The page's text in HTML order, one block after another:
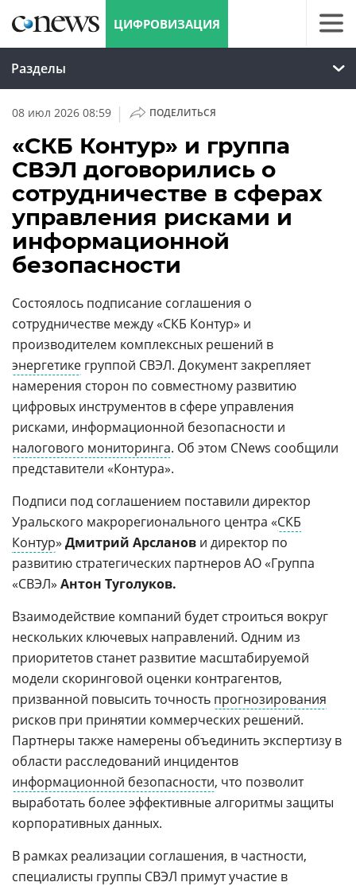
ЦИФРОВИЗАЦИЯ
Разделы
08 июл 2026 08:59 | ПОДЕЛИТЬСЯ
«СКБ Контур» и группа
СВЭЛ договорились о
сотрудничестве в сферах
управления рисками и
информационной
безопасности
Состоялось подписание соглашения о
сотрудничестве между «СКБ Контур» и
производителем комплексных решений в
энергетике группой СВЭЛ. Документ закрепляет
намерения сторон по совместному развитию
цифровых инструментов в сфере управления
рисками, информационной безопасности и
налогового мониторинга. Об этом CNews сообщили
представители «Контура».
Подписи под соглашением поставили директор
Уральского макрорегионального центра «СКБ
Контур» Дмитрий Арсланов и директор по
развитию стратегических партнеров АО «Группа
«СВЭЛ» Антон Туголуков.
Взаимодействие компаний будет строиться вокруг
нескольких ключевых направлений. Одним из
приоритетов станет развитие масштабируемой
модели скоринговой оценки контрагентов,
призванной повысить точность прогнозирования
рисков при принятии коммерческих решений.
Партнеры также намерены объединить экспертизу в
области расследований инцидентов
информационной безопасности, что позволит
выработать более эффективные алгоритмы защиты
корпоративных данных.
В рамках реализации соглашения, в частности,
специалисты группы СВЭЛ примут участие в